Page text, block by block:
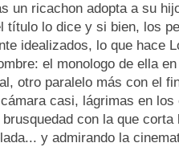
un ricachon adopta a su
título lo dice y si bien, los
idealizados, lo que hace
el monologo de ella
otro paralelo más con el
casi, lágrimas en
con la que
y admirando la